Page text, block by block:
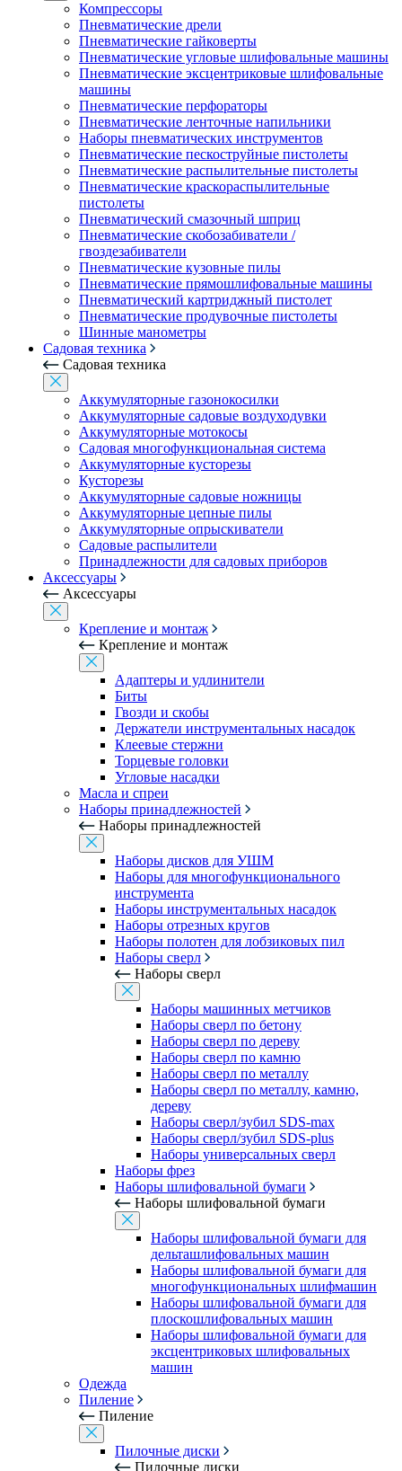
Компрессоры
Пневматические дрели
Пневматические гайковерты
Пневматические угловые шлифовальные машины
Пневматические эксцентриковые шлифовальные
машины
Пневматические перфораторы
Пневматические ленточные напильники
Наборы пневматических инструментов
Пневматические пескоструйные пистолеты
Пневматические распылительные пистолеты
Пневматические краскораспылительные
пистолеты
Пневматический смазочный шприц
Пневматические скобозабиватели /
гвоздезабиватели
Пневматические кузовные пилы
Пневматические прямошлифовальные машины
Пневматический картриджный пистолет
Пневматические продувочные пистолеты
Шинные манометры
Садовая техника
Садовая техника
Аккумуляторные газонокосилки
Аккумуляторные садовые воздуходувки
Аккумуляторные мотокосы
Садовая многофункциональная система
Аккумуляторные кусторезы
Кусторезы
Аккумуляторные садовые ножницы
Аккумуляторные цепные пилы
Аккумуляторные опрыскиватели
Садовые распылители
Принадлежности для садовых приборов
Аксессуары
Аксессуары
Крепление и монтаж
Крепление и монтаж
Адаптеры и удлинители
Биты
Гвозди и скобы
Держатели инструментальных насадок
Клеевые стержни
Торцевые головки
Угловые насадки
Масла и спреи
Наборы принадлежностей
Наборы принадлежностей
Наборы дисков для УШМ
Наборы для многофункционального
инструмента
Наборы инструментальных насадок
Наборы отрезных кругов
Наборы полотен для лобзиковых пил
Наборы сверл
Наборы сверл
Наборы машинных метчиков
Наборы сверл по бетону
Наборы сверл по дереву
Наборы сверл по камню
Наборы сверл по металлу
Наборы сверл по металлу, камню,
дереву
Наборы сверл/зубил SDS-max
Наборы сверл/зубил SDS-plus
Наборы универсальных сверл
Наборы фрез
Наборы шлифовальной бумаги
Наборы шлифовальной бумаги
Наборы шлифовальной бумаги для
дельташлифовальных машин
Наборы шлифовальной бумаги для
многофункциональных шлифмашин
Наборы шлифовальной бумаги для
плоскошлифовальных машин
Наборы шлифовальной бумаги для
эксцентриковых шлифовальных
машин
Одежда
Пиление
Пиление
Пилочные диски
Пилочные диски